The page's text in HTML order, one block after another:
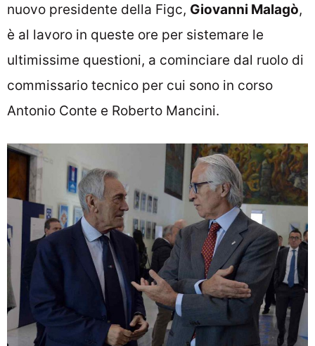
nuovo presidente della Figc, Giovanni Malagò,
è al lavoro in queste ore per sistemare le
ultimissime questioni, a cominciare dal ruolo di
commissario tecnico per cui sono in corso
Antonio Conte e Roberto Mancini.